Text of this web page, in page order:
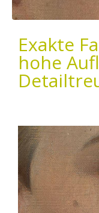
Exakte
hohe